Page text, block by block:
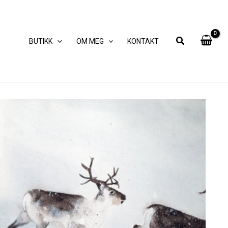
BUTIKK OM MEG KONTAKT